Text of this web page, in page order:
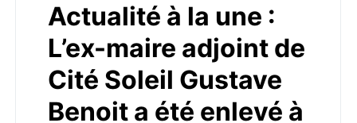
Actualité à la une :
L’ex-maire adjoint de
Cité Soleil Gustave
Benoit a été enlevé à